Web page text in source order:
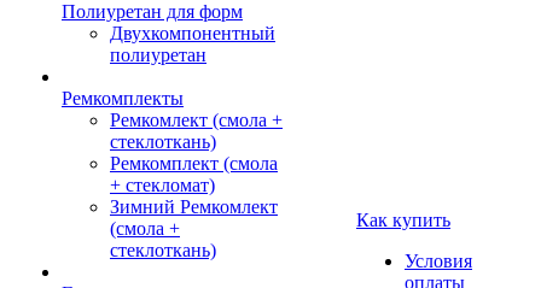
Полиуретан для форм
Двухкомпонентный
полиуретан
Ремкомплекты
Ремкомлект (смола +
стеклоткань)
Ремкомплект (смола
+ стекломат)
Зимний Ремкомлект
(смола +
стеклоткань)
Как купить
Условия
оплаты